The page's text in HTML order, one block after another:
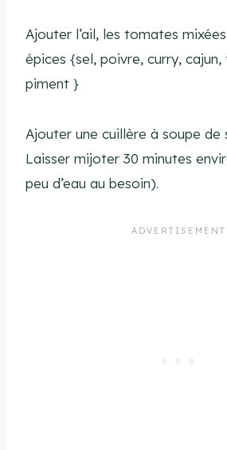
Ajouter l’ail, les tomates
épices {sel, poivre, curry,
piment }
Ajouter une cuillère à soupe de
Laisser mijoter 30 minutes
peu d’eau au besoin).